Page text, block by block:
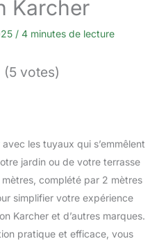
Karcher
/ 4 minutes de lecture
(5 votes)
les tuyaux qui s’emmêlent
jardin ou de votre terrasse
mètres, complété par 2 mètres
simplifier votre expérience
Karcher et d’autres marques.
pratique et efficace, vous